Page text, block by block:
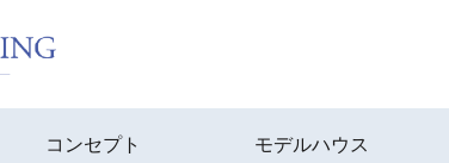
コンセプト モデルハウス